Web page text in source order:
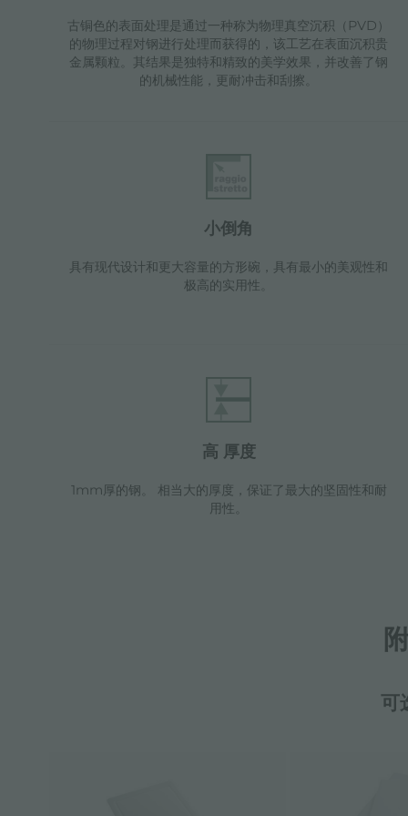
古铜色的表面处理是通过一种称为物理真空沉积（PVD）
的物理过程对钢进行处理而获得的，该工艺在表面沉积贵
金属颗粒。其结果是独特和精致的美学效果，并改善了钢
的机械性能，更耐冲击和刮擦。
小倒角
具有现代设计和更大容量的方形碗，具有最小的美观性和
极高的实用性。
高 厚度
1mm厚的钢。 相当大的厚度，保证了最大的坚固性和耐
用性。
可